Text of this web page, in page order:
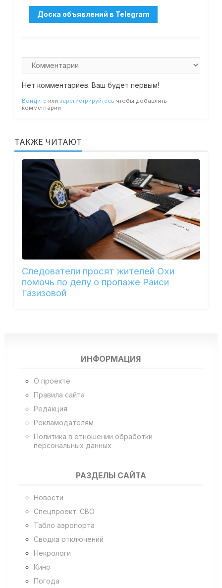
Нет комментариев. Ваш будет первым!
Войдите или зарегистрируйтесь чтобы добавлять
комментарии
ТАКЖЕ ЧИТАЮТ
Следователи просят жителей Охи
помочь по делу о пропаже Раиси
Газизовой
ИНФОРМАЦИЯ
О проекте
Правила сайта
Редакция
Рекламодателям
Политика в отношении обработки
персональных данных
РАЗДЕЛЫ САЙТА
Новости
Спецпроект. СВО
Табло аэропорта
Сводка отключений
Некрологи
Кино
Погода